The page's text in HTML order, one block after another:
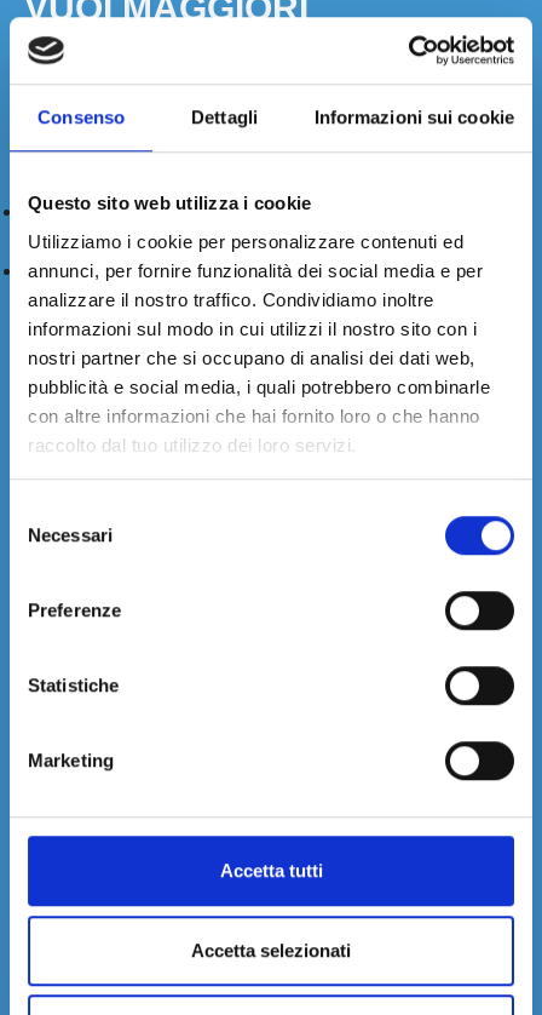
Consenso Dettagli Informazioni sui cookie
Questo sito web utilizza i cookie
Utilizziamo i cookie per personalizzare contenuti ed
annunci, per fornire funzionalità dei social media e per
analizzare il nostro traffico. Condividiamo inoltre
informazioni sul modo in cui utilizzi il nostro sito con i
nostri partner che si occupano di analisi dei dati web,
pubblicità e social media, i quali potrebbero combinarle
con altre informazioni che hai fornito loro o che hanno
raccolto dal tuo utilizzo dei loro servizi.
delNecessari
Preferenze
Statistiche
Marketing
Accetta tutti
Accetta selezionati
INFORMAZIONI?
CONTATTACI.
Compila il form, chiamaci o mandaci una email. Ti
risponderemo nel minor tempo possibile.
+39 (0)11. 248.99.66
sales@fiudi.com
Seleziona Paese e regione
Privacy Policydel sito *